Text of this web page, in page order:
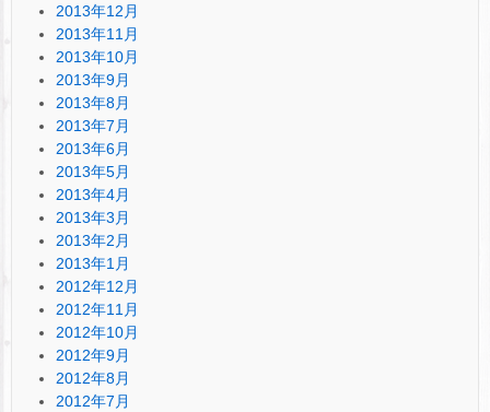
2013年12月
2013年11月
2013年10月
2013年9月
2013年8月
2013年7月
2013年6月
2013年5月
2013年4月
2013年3月
2013年2月
2013年1月
2012年12月
2012年11月
2012年10月
2012年9月
2012年8月
2012年7月